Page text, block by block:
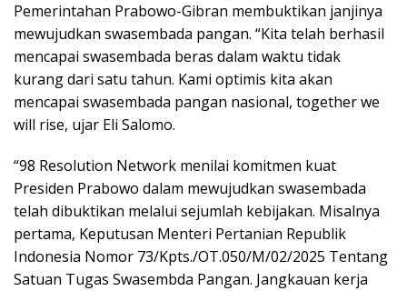
Pemerintahan Prabowo-Gibran membuktikan janjinya
mewujudkan swasembada pangan. “Kita telah berhasil
mencapai swasembada beras dalam waktu tidak
kurang dari satu tahun. Kami optimis kita akan
mencapai swasembada pangan nasional, together we
will rise, ujar Eli Salomo.
“98 Resolution Network menilai komitmen kuat
Presiden Prabowo dalam mewujudkan swasembada
telah dibuktikan melalui sejumlah kebijakan. Misalnya
pertama, Keputusan Menteri Pertanian Republik
Indonesia Nomor 73/Kpts./OT.050/M/02/2025 Tentang
Satuan Tugas Swasembda Pangan. Jangkauan kerja